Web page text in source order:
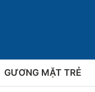
GƯƠNG MẶT TRẺ